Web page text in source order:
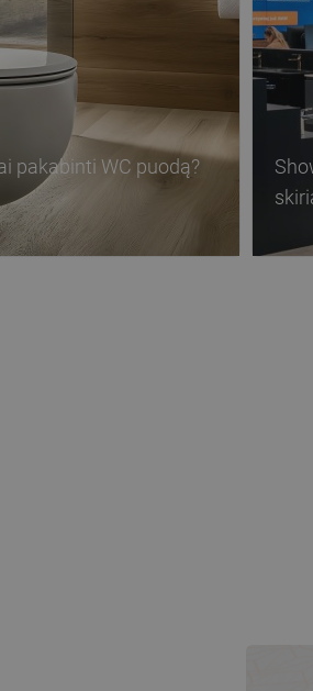
pakabinti WC puodą?